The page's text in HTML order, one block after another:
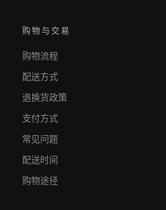
购物与交易
购物流程
配送方式
退换货政策
支付方式
常见问题
配送时间
购物途径